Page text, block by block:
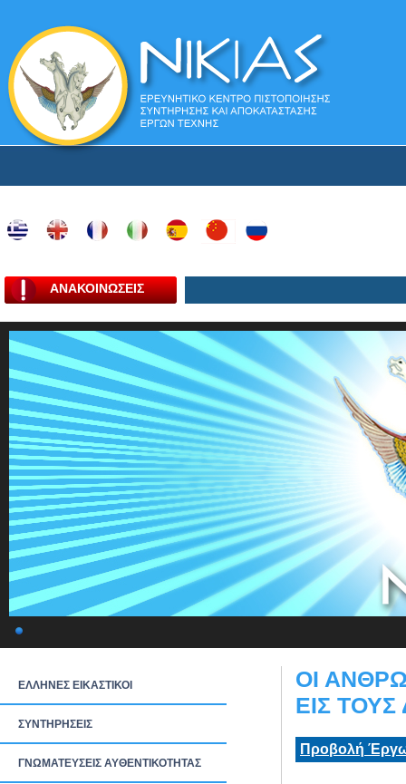
ΑΝΑΚΟΙΝΩΣΕΙΣ
ΕΛΛΗΝΕΣ ΕΙΚΑΣΤΙΚΟΙ
ΣΥΝΤΗΡΗΣΕΙΣ
ΓΝΩΜΑΤΕΥΣΕΙΣ ΑΥΘΕΝΤΙΚΟΤΗΤΑΣ
ΟΙ
ΕΙΣ ΤΟΥΣ
Προβολή